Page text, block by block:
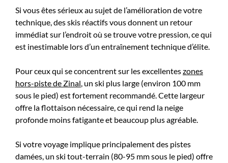
Si vous êtes sérieux au sujet de l’amélioration de votre
technique, des skis réactifs vous donnent un retour
immédiat sur l’endroit où se trouve votre pression, ce qui
est inestimable lors d’un entraînement technique d’élite.
Pour ceux qui se concentrent sur les excellenteszones
hors-piste de Zinal, un ski plus large (environ 100 mm
sous le pied) est fortement recommandé. Cette largeur
offre la flottaison nécessaire, ce qui rend la neige
profonde moins fatigante et beaucoup plus agréable.
Si votre voyage implique principalement des pistes
damées, un ski tout-terrain (80-95 mm sous le pied) offre